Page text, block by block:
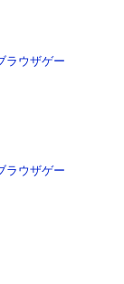
ラウザゲー
ラウザゲー